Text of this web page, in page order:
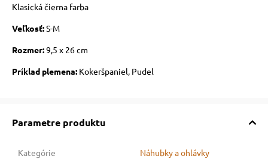
Klasická čierna farba
Veľkosť:S-M
Rozmer:9,5 x 26 cm
Príklad plemena:Kokeršpaniel, Pudel
Parametre produktu
Kategórie Náhubky a ohlávky